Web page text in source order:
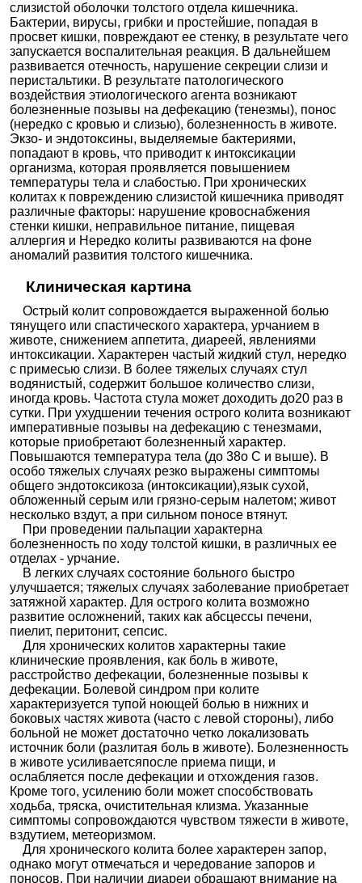
слизистой оболочки толстого отдела кишечника.
Бактерии, вирусы, грибки и простейшие, попадая в
просвет кишки, повреждают ее стенку, в результате чего
запускается воспалительная реакция. В дальнейшем
развивается отечность, нарушение секреции слизи и
перистальтики. В результате патологического
воздействия этиологического агента возникают
болезненные позывы на дефекацию (тенезмы), понос
(нередко с кровью и слизью), болезненность в животе.
Экзо- и эндотоксины, выделяемые бактериями,
попадают в кровь, что приводит к интоксикации
организма, которая проявляется повышением
температуры тела и слабостью. При хронических
колитах к повреждению слизистой кишечника приводят
различные факторы: нарушение кровоснабжения
стенки кишки, неправильное питание, пищевая
аллергия и Нередко колиты развиваются на фоне
аномалий развития толстого кишечника.
Клиническая картина
Острый колит сопровождается выраженной болью
тянущего или спастического характера, урчанием в
животе, снижением аппетита, диареей, явлениями
интоксикации. Характерен частый жидкий стул, нередко
с примесью слизи. В более тяжелых случаях стул
водянистый, содержит большое количество слизи,
иногда кровь. Частота стула может доходить до20 раз в
сутки. При ухудшении течения острого колита возникают
императивные позывы на дефекацию с тенезмами,
которые приобретают болезненный характер.
Повышаются температура тела (до 38о С и выше). В
особо тяжелых случаях резко выражены симптомы
общего эндотоксикоза (интоксикации),язык сухой,
обложенный серым или грязно-серым налетом; живот
несколько вздут, а при сильном поносе втянут.
При проведении пальпации характерна
болезненность по ходу толстой кишки, в различных ее
отделах - урчание.
В легких случаях состояние больного быстро
улучшается; тяжелых случаях заболевание приобретает
затяжной характер. Для острого колита возможно
развитие осложнений, таких как абсцессы печени,
пиелит, перитонит, сепсис.
Для хронических колитов характерны такие
клинические проявления, как боль в животе,
расстройство дефекации, болезненные позывы к
дефекации. Болевой синдром при колите
характеризуется тупой ноющей болью в нижних и
боковых частях живота (часто с левой стороны), либо
больной не может достаточно четко локализовать
источник боли (разлитая боль в животе). Болезненность
в животе усиливаетсяпосле приема пищи, и
ослабляется после дефекации и отхождения газов.
Кроме того, усилению боли может способствовать
ходьба, тряска, очистительная клизма. Указанные
симптомы сопровождаются чувством тяжести в животе,
вздутием, метеоризмом.
Для хронического колита более характерен запор,
однако могут отмечаться и чередование запоров и
поносов. При наличии диареи обращают внимание на